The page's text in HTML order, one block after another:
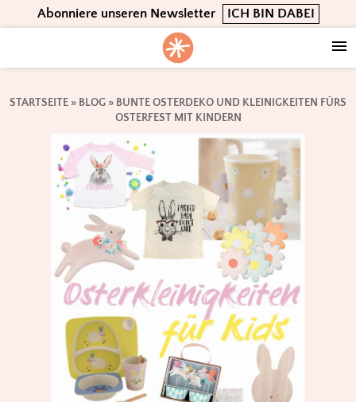
to
navigation
to
content
to
Abonniere unseren Newsletter ICH BIN DABEI
STARTSEITE » BLOG » BUNTE OSTERDEKO UND KLEINIGKEITEN FÜRS
OSTERFEST MIT KINDERN